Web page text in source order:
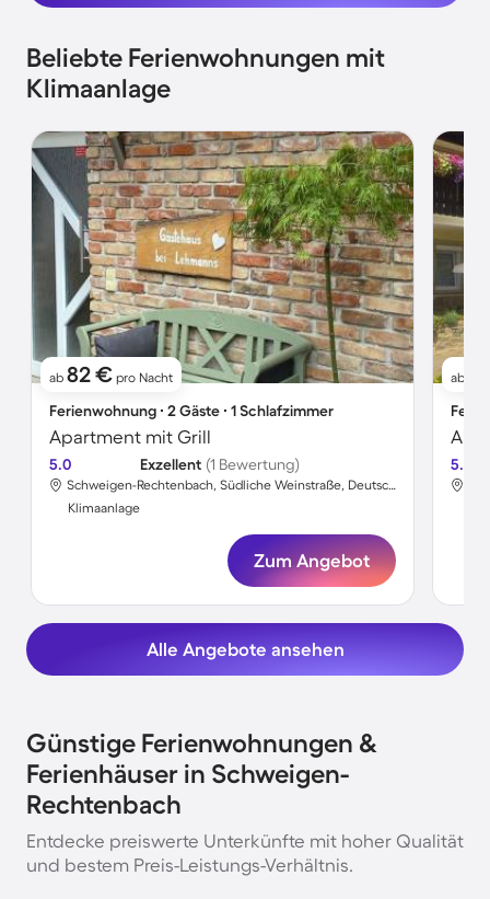
Beliebte Ferienwohnungen mit
Klimaanlage
ab 82 € pro Nacht
Ferienwohnung ∙ 2 Gäste ∙ 1 Schlafzimmer
Apartment mit Grill
5.0 Exzellent (1 Bewertung)
Schweigen-Rechtenbach, Südliche Weinstraße, Deutschland
Klimaanlage
Zum Angebot
ab
5.0
Alle Angebote ansehen
Günstige Ferienwohnungen &
Ferienhäuser in Schweigen-
Rechtenbach
Entdecke preiswerte Unterkünfte mit hoher Qualität
und bestem Preis-Leistungs-Verhältnis.